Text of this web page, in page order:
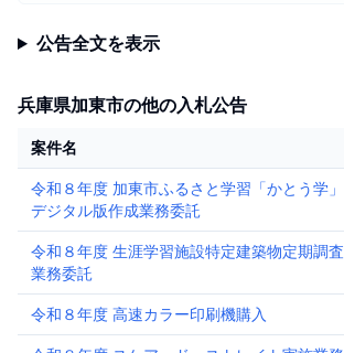
公告全文を表示
兵庫県加東市の他の入札公告
案件名
令和８年度 加東市ふるさと学習「かとう学」
デジタル版作成業務委託
令和８年度 生涯学習施設特定建築物定期調査
業務委託
令和８年度 高速カラー印刷機購入